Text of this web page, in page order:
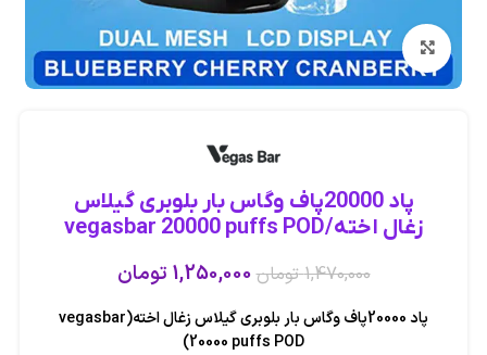
بزرگنمایی تصویر
پاد 20000پاف وگاس بار بلوبری گیلاس
زغال اخته/vegasbar 20000 puffs POD
1,470,000 تومان1,250,000 تومان
پاد 20000پاف وگاس بار بلوبری گیلاس زغال اخته(vegasbar
20000 puffs POD)